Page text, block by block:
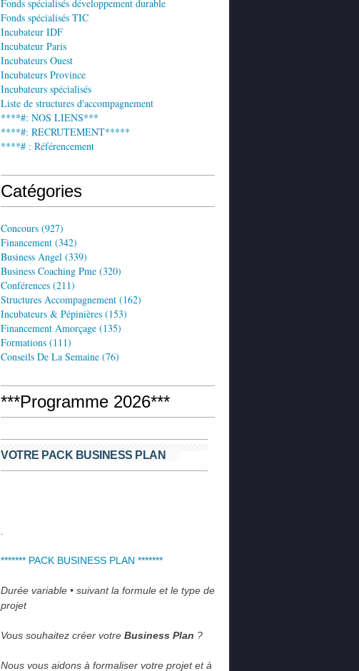
Fonds spécialisés développement durable
Fonds spécialisés TIC
Incubateur IDF
Incubateur Paris
Incubateurs Ouest
Incubateurs Province
Incubateurs spécialisés
Liste de structures d'accompagnement
****#: NOS LIENS***
****#: RECRUTEMENT*****
****# : Référencement
Catégories
Concours (927)
Financement (342)
Business Angel (339)
Business Coaching Pme (320)
Conférences (211)
Structures Accompagnement (162)
Incubateurs & Pépinières (153)
Financement Amorçage (135)
Formations (111)
Conseils De La Semaine (76)
***Programme 2026***
VOTRE PACK BUSINESS PLAN
.
******* PACK BUSINESS PLAN *******
Durée variable • suivant la formule et le type de
projet
Vous souhaitez créer votre Business Plan ?
Nous vous aidons à formaliser votre projet et à